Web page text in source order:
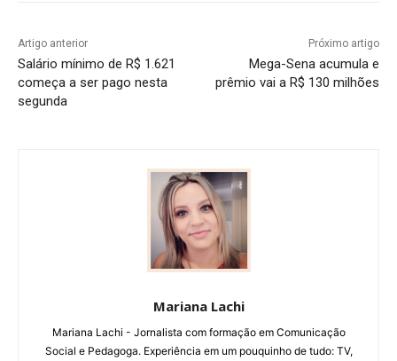
Artigo anterior
Salário mínimo de R$ 1.621
começa a ser pago nesta
segunda
Próximo artigo
Mega-Sena acumula e
prêmio vai a R$ 130 milhões
Mariana Lachi
Mariana Lachi - Jornalista com formação em Comunicação
Social e Pedagoga. Experiência em um pouquinho de tudo: TV,